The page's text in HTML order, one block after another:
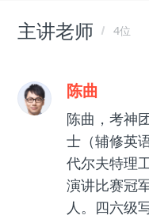
主讲老师 4位
陈曲
陈曲，考神
士（辅修英
代尔夫特理
演讲比赛冠
人。四六级